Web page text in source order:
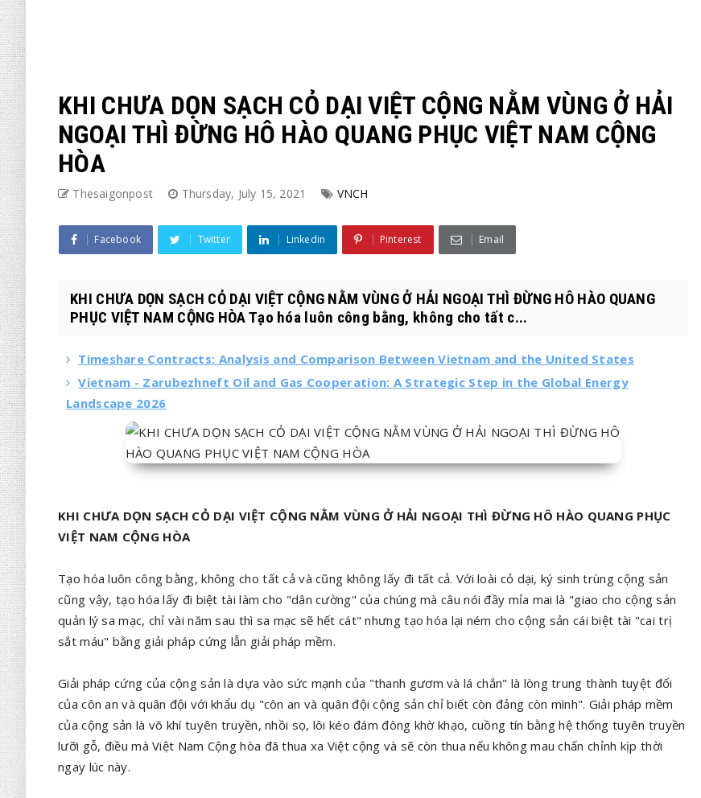
KHI CHƯA DỌN SẠCH CỎ DẠI VIỆT CỘNG NẰM VÙNG Ở HẢI
NGOẠI THÌ ĐỪNG HÔ HÀO QUANG PHỤC VIỆT NAM CỘNG
HÒA
Thesaigonpost Thursday, July 15, 2021 VNCH
Facebook Twitter Linkedin Pinterest Email
KHI CHƯA DỌN SẠCH CỎ DẠI VIỆT CỘNG NẰM VÙNG Ở HẢI NGOẠI THÌ ĐỪNG HÔ HÀO QUANG
PHỤC VIỆT NAM CỘNG HÒA Tạo hóa luôn công bằng, không cho tất c...
Timeshare Contracts: Analysis and Comparison Between Vietnam and the United States
Vietnam - Zarubezhneft Oil and Gas Cooperation: A Strategic Step in the Global Energy
Landscape 2026
KHI CHƯA DỌN SẠCH CỎ DẠI VIỆT CỘNG NẰM VÙNG Ở HẢI NGOẠI THÌ ĐỪNG HÔ HÀO QUANG PHỤC
VIỆT NAM CỘNG HÒA
Tạo hóa luôn công bằng, không cho tất cả và cũng không lấy đi tất cả. Với loài cỏ dại, ký sinh trùng cộng sản
cũng vậy, tạo hóa lấy đi biệt tài làm cho "dân cường" của chúng mà câu nói đầy mỉa mai là "giao cho cộng sản
quản lý sa mạc, chỉ vài năm sau thì sa mạc sẽ hết cát" nhưng tạo hóa lại ném cho cộng sản cái biệt tài "cai trị
sắt máu" bằng giải pháp cứng lẫn giải pháp mềm.
Giải pháp cứng của cộng sản là dựa vào sức mạnh của "thanh gươm và lá chắn" là lòng trung thành tuyệt đối
của côn an và quân đội với khẩu dụ "côn an và quân đội cộng sản chỉ biết còn đảng còn mình". Giải pháp mềm
của cộng sản là võ khí tuyên truyền, nhồi sọ, lôi kéo đám đông khờ khạo, cuồng tín bằng hệ thống tuyên truyền
lưỡi gỗ, điều mà Việt Nam Cộng hòa đã thua xa Việt cộng và sẽ còn thua nếu không mau chấn chỉnh kịp thời
ngay lúc này.